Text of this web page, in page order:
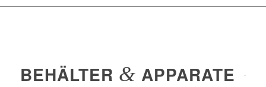
BEHÄLTER & APPARATE